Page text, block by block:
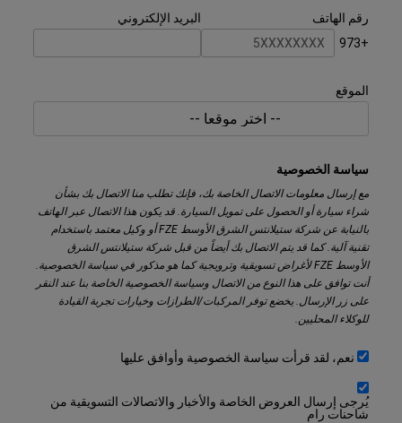
رقم الهاتف
+973
البريد الإلكتروني
الموقع
سياسة الخصوصية
مع إرسال معلومات الاتصال الخاصة بك، فإنك تطلب منا الاتصال بك بشأن
شراء سيارة أو الحصول على تمويل السيارة. قد يكون هذا الاتصال عبر الهاتف
بالنيابة عن شركة ستيلانتس الشرق الأوسط FZE أو وكيل معتمد باستخدام
تقنية آلية. كما قد يتم الاتصال بك أيضاً من قبل شركة ستيلانتس الشرق
الأوسط FZE لأغراض تسويقية وترويجية كما هو مذكور في سياسة الخصوصية.
أنت توافق على هذا النوع من الاتصال وسياسة الخصوصية الخاصة بنا عند النقر
على زر الإرسال. يخضع توفر المركبات/الطرازات وخيارات تجربة القيادة
للوكلاء المحليين.
نعم، لقد قرأت سياسة الخصوصية وأوافق عليها
يُرجى إرسال العروض الخاصة والأخبار والاتصالات التسويقية من
شاحنات رام